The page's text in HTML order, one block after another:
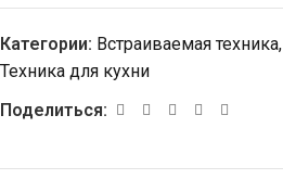
Категории: Встраиваемая техника,
Техника для кухни
Поделиться: